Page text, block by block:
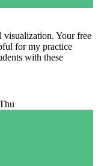
visualization. Your free
for my practice
with these